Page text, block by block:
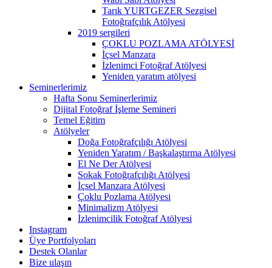
Tarık YURTGEZER Sezgisel
Fotoğrafçılık Atölyesi
2019 sergileri
ÇOKLU POZLAMA ATÖLYESİ
İçsel Manzara
İzlenimci Fotoğraf Atölyesi
Yeniden yaratım atölyesi
Seminerlerimiz
Hafta Sonu Seminerlerimiz
Dijital Fotoğraf İşleme Semineri
Temel Eğitim
Atölyeler
Doğa Fotoğrafçılığı Atölyesi
Yeniden Yaratım / Başkalaştırma Atölyesi
El Ne Der Atölyesi
Sokak Fotoğrafçılığı Atölyesi
İçsel Manzara Atölyesi
Çoklu Pozlama Atölyesi
Minimalizm Atölyesi
İzlenimcilik Fotoğraf Atölyesi
Instagram
Üye Portfolyoları
Destek Olanlar
Bize ulaşın